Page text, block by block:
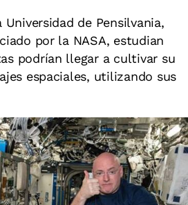
Universidad de Pensilvania,
por la NASA, estudian
podrían llegar a cultivar su
espaciales, utilizando sus